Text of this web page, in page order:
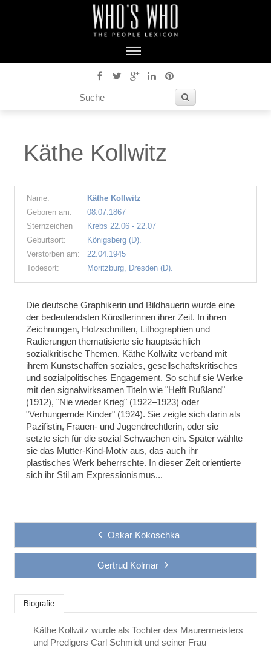
Käthe Kollwitz
Name:
Käthe Kollwitz
Geboren am:
08.07.1867
Sternzeichen
Krebs 22.06 - 22.07
Geburtsort:
Königsberg (D).
Verstorben am:
22.04.1945
Todesort:
Moritzburg, Dresden (D).
Die deutsche Graphikerin und Bildhauerin wurde eine
der bedeutendsten Künstlerinnen ihrer Zeit. In ihren
Zeichnungen, Holzschnitten, Lithographien und
Radierungen thematisierte sie hauptsächlich
sozialkritische Themen. Käthe Kollwitz verband mit
ihrem Kunstschaffen soziales, gesellschaftskritisches
und sozialpolitisches Engagement. So schuf sie Werke
mit den signalwirksamen Titeln wie "Helft Rußland"
(1912), "Nie wieder Krieg" (1922–1923) oder
"Verhungernde Kinder" (1924). Sie zeigte sich darin als
Pazifistin, Frauen- und Jugendrechtlerin, oder sie
setzte sich für die sozial Schwachen ein. Später wählte
sie das Mutter-Kind-Motiv aus, das auch ihr
plastisches Werk beherrschte. In dieser Zeit orientierte
sich ihr Stil am Expressionismus...
Oskar Kokoschka
Gertrud Kolmar
Biografie
Käthe Kollwitz wurde als Tochter des Maurermeisters
und Predigers Carl Schmidt und seiner Frau